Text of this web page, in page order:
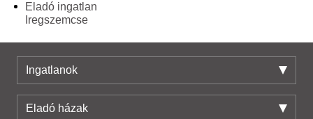
Eladó ingatlan
Iregszemcse
Ingatlanok
Eladó házak